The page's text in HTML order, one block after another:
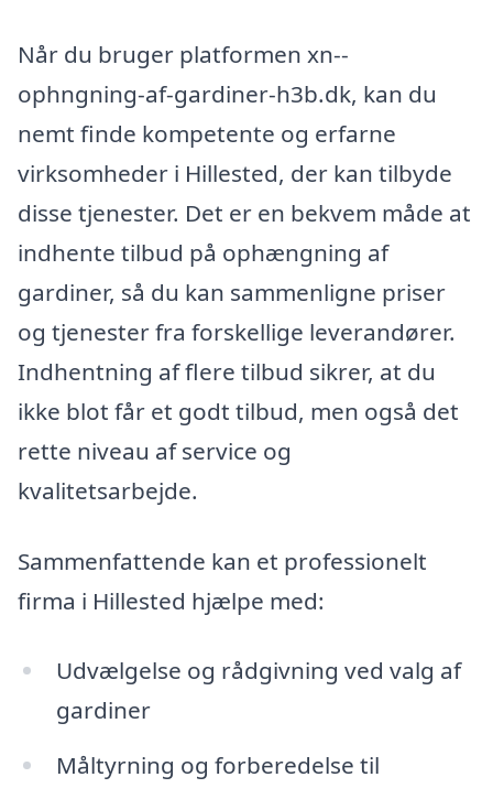
Når du bruger platformen xn--
ophngning-af-gardiner-h3b.dk, kan du
nemt finde kompetente og erfarne
virksomheder i Hillested, der kan tilbyde
disse tjenester. Det er en bekvem måde at
indhente tilbud på ophængning af
gardiner, så du kan sammenligne priser
og tjenester fra forskellige leverandører.
Indhentning af flere tilbud sikrer, at du
ikke blot får et godt tilbud, men også det
rette niveau af service og
kvalitetsarbejde.
Sammenfattende kan et professionelt
firma i Hillested hjælpe med:
Udvælgelse og rådgivning ved valg af
gardiner
Måltyrning og forberedelse til